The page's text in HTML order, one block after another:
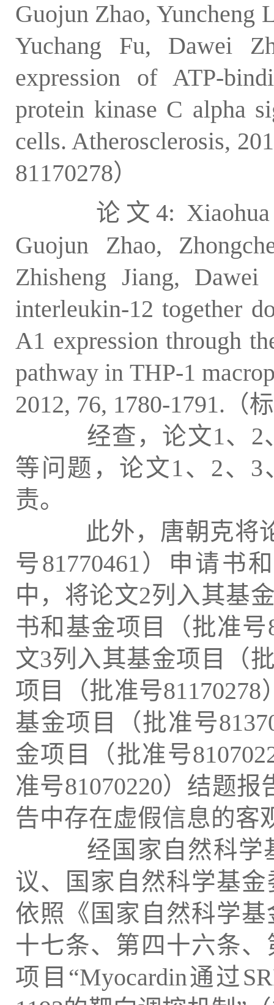
Guojun Zhao, Yuncheng
Yuchang Fu, Dawei
expression of ATP-
protein kinase C alpha
cells. Atherosclerosis,
81170278）
论文4: Xiaohua
Guojun Zhao,
Zhisheng Jiang,
interleukin-12 together
A1 expression through
pathway in THP-1
2012, 76, 1780-1791.（
经查，论文1、2
等问题，论文1、2、
责。
此外，唐朝克将论
号81770461）申请书
中，将论文2列入其基
书和基金项目（批准
文3列入其基金项目（
项目（批准号
基金项目（批准号
金项目（批准号
准号81070220）结题
告中存在虚假信息的客
经国家自然科学基
议、国家自然科学基
依照《国家自然科学
十七条、第四十六条
项目“Myocardin通过